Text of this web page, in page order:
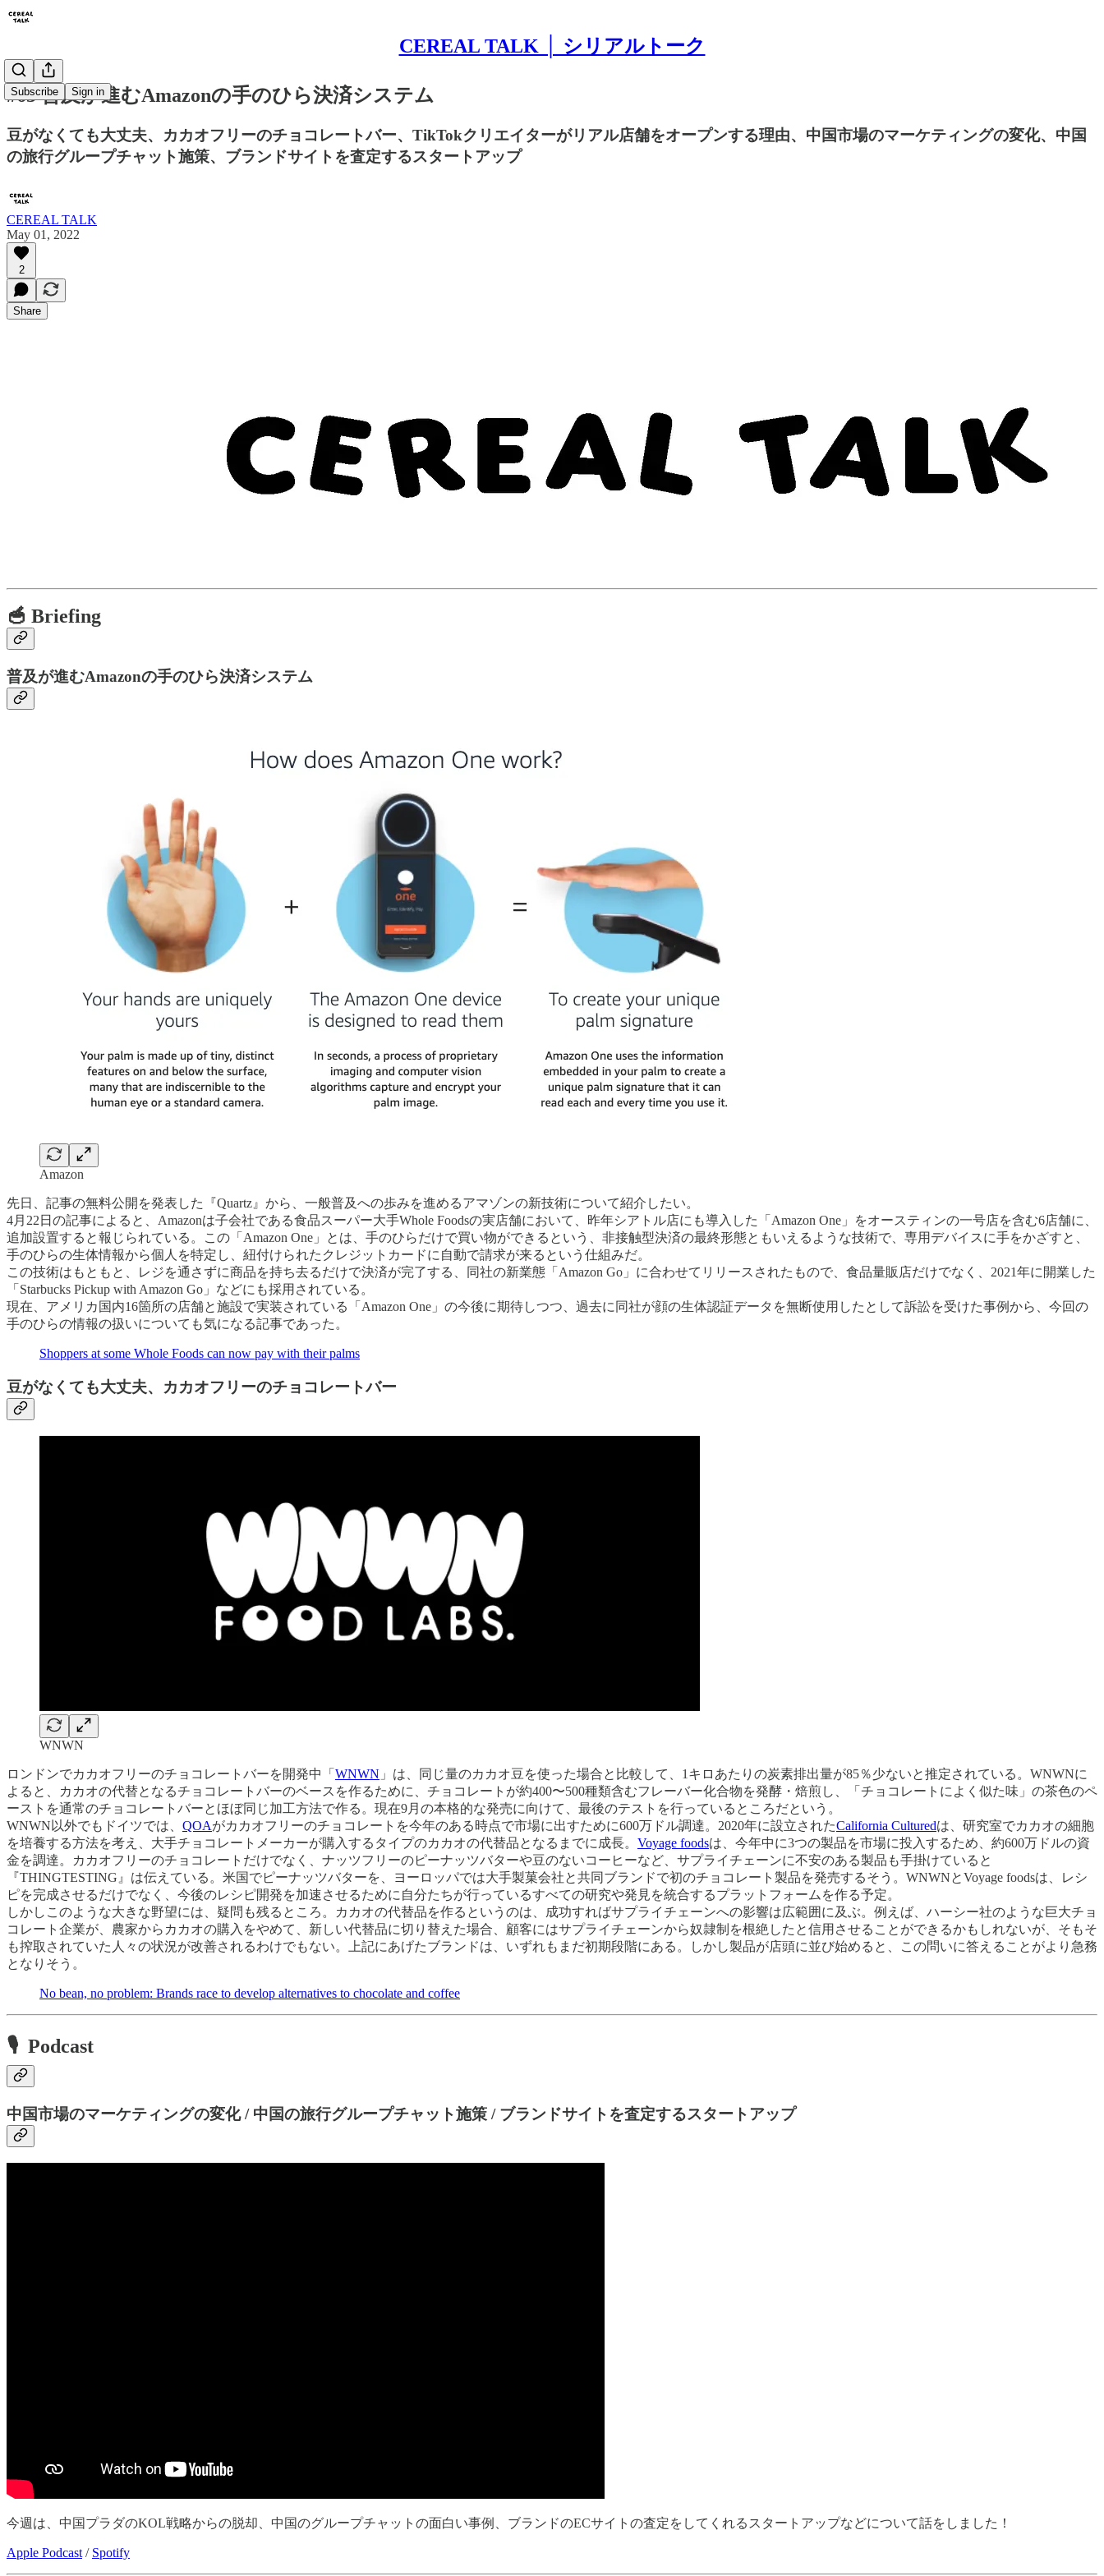
CEREAL TALK │ シリアルトーク
Subscribe Sign in
#63 普及が進むAmazonの手のひら決済システム
豆がなくても大丈夫、カカオフリーのチョコレートバー、TikTokクリエイターがリアル店舗をオープンする理由、中国市場のマーケティングの変化、中国
の旅行グループチャット施策、ブランドサイトを査定するスタートアップ
CEREAL TALK
May 01, 2022
2
Share
🥣 Briefing
普及が進むAmazonの手のひら決済システム
Amazon
先日、記事の無料公開を発表した『Quartz』から、一般普及への歩みを進めるアマゾンの新技術について紹介したい。
4月22日の記事によると、Amazonは子会社である食品スーパー大手Whole Foodsの実店舗において、昨年シアトル店にも導入した「Amazon One」をオースティンの一号店を含む6店舗に、
追加設置すると報じられている。この「Amazon One」とは、手のひらだけで買い物ができるという、非接触型決済の最終形態ともいえるような技術で、専用デバイスに手をかざすと、
手のひらの生体情報から個人を特定し、紐付けられたクレジットカードに自動で請求が来るという仕組みだ。
この技術はもともと、レジを通さずに商品を持ち去るだけで決済が完了する、同社の新業態「Amazon Go」に合わせてリリースされたもので、食品量販店だけでなく、2021年に開業した
「Starbucks Pickup with Amazon Go」などにも採用されている。
現在、アメリカ国内16箇所の店舗と施設で実装されている「Amazon One」の今後に期待しつつ、過去に同社が顔の生体認証データを無断使用したとして訴訟を受けた事例から、今回の
手のひらの情報の扱いについても気になる記事であった。
Shoppers at some Whole Foods can now pay with their palms
豆がなくても大丈夫、カカオフリーのチョコレートバー
WNWN
ロンドンでカカオフリーのチョコレートバーを開発中「 WNWN 」は、同じ量のカカオ豆を使った場合と比較して、1キロあたりの炭素排出量が85％少ないと推定されている。WNWNに
よると、カカオの代替となるチョコレートバーのベースを作るために、チョコレートが約400〜500種類含むフレーバー化合物を発酵・焙煎し、「チョコレートによく似た味」の茶色のペ
ーストを通常のチョコレートバーとほぼ同じ加工方法で作る。現在9月の本格的な発売に向けて、最後のテストを行っているところだという。
WNWN以外でもドイツでは、 QOAがカカオフリーのチョコレートを今年のある時点で市場に出すために600万ドル調達。2020年に設立されたCalifornia Culturedは、研究室でカカオの細胞
を培養する方法を考え、大手チョコレートメーカーが購入するタイプのカカオの代替品となるまでに成長。 Voyage foodsは、今年中に3つの製品を市場に投入するため、約600万ドルの資
金を調達。カカオフリーのチョコレートだけでなく、ナッツフリーのピーナッツバターや豆のないコーヒーなど、サプライチェーンに不安のある製品も手掛けていると
『THINGTESTING』は伝えている。米国でピーナッツバターを、ヨーロッパでは大手製菓会社と共同ブランドで初のチョコレート製品を発売するそう。WNWNとVoyage foodsは、レシ
ピを完成させるだけでなく、今後のレシピ開発を加速させるために自分たちが行っているすべての研究や発見を統合するプラットフォームを作る予定。
しかしこのような大きな野望には、疑問も残るところ。カカオの代替品を作るというのは、成功すればサプライチェーンへの影響は広範囲に及ぶ。例えば、ハーシー社のような巨大チョ
コレート企業が、農家からカカオの購入をやめて、新しい代替品に切り替えた場合、顧客にはサプライチェーンから奴隷制を根絶したと信用させることができるかもしれないが、そもそ
も搾取されていた人々の状況が改善されるわけでもない。上記にあげたブランドは、いずれもまだ初期段階にある。しかし製品が店頭に並び始めると、この問いに答えることがより急務
となりそう。
No bean, no problem: Brands race to develop alternatives to chocolate and coffee
🎙 Podcast
中国市場のマーケティングの変化 / 中国の旅行グループチャット施策 / ブランドサイトを査定するスタートアップ
今週は、中国プラダのKOL戦略からの脱却、中国のグループチャットの面白い事例、ブランドのECサイトの査定をしてくれるスタートアップなどについて話をしました！
Apple Podcast / Spotify